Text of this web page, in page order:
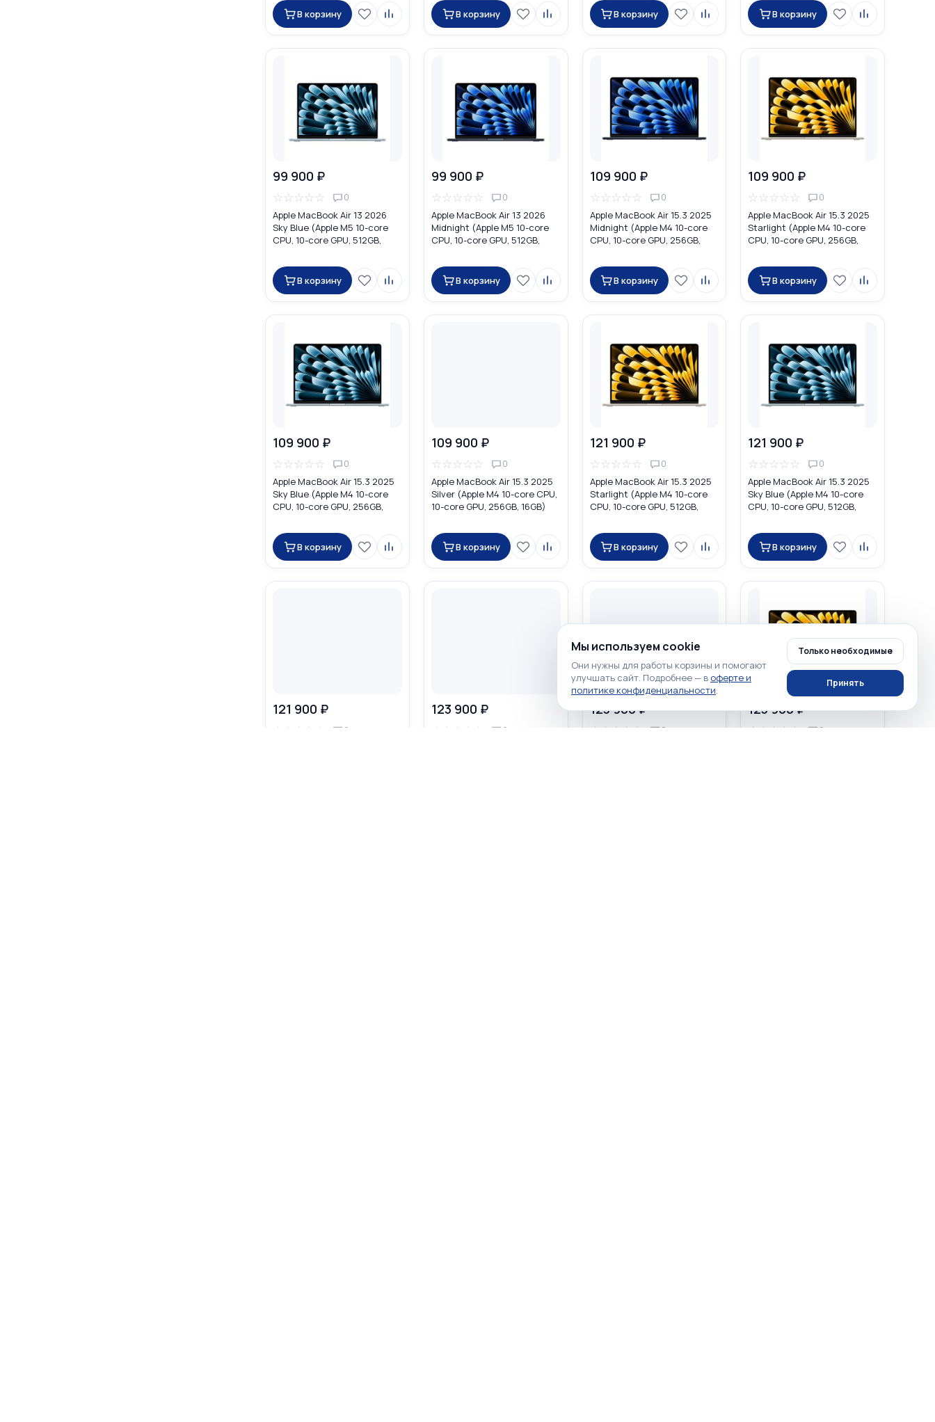
В корзину В корзину В корзину В корзину
99 900 ₽
☆☆☆☆☆ 0
Apple MacBook Air 13 2026
Sky Blue (Apple M5 10-core
CPU, 10-core GPU, 512GB,
В корзину
99 900 ₽
☆☆☆☆☆ 0
Apple MacBook Air 13 2026
Midnight (Apple M5 10-core
CPU, 10-core GPU, 512GB,
В корзину
109 900 ₽
☆☆☆☆☆ 0
Apple MacBook Air 15.3 2025
Midnight (Apple M4 10-core
CPU, 10-core GPU, 256GB,
В корзину
109 900 ₽
☆☆☆☆☆ 0
Apple MacBook Air 15.3 2025
Starlight (Apple M4 10-core
CPU, 10-core GPU, 256GB,
В корзину
109 900 ₽
☆☆☆☆☆ 0
Apple MacBook Air 15.3 2025
Sky Blue (Apple M4 10-core
CPU, 10-core GPU, 256GB,
В корзину
109 900 ₽
☆☆☆☆☆ 0
Apple MacBook Air 15.3 2025
Silver (Apple M4 10-core CPU,
10-core GPU, 256GB, 16GB)
В корзину
121 900 ₽
☆☆☆☆☆ 0
Apple MacBook Air 15.3 2025
Starlight (Apple M4 10-core
CPU, 10-core GPU, 512GB,
В корзину
121 900 ₽
☆☆☆☆☆ 0
Apple MacBook Air 15.3 2025
Sky Blue (Apple M4 10-core
CPU, 10-core GPU, 512GB,
В корзину
121 900 ₽
☆ ☆ ☆ ☆ ☆ 0
123 900 ₽
☆ ☆ ☆ ☆ ☆ 0
123 900 ₽
☆☆☆☆☆ 0
123 900 ₽
☆☆☆☆☆ 0
Мы используем cookie
Они нужны для работы корзины и помогают
улучшать сайт. Подробнее — в оферте и
политике конфиденциальности.
Только необходимые
Принять